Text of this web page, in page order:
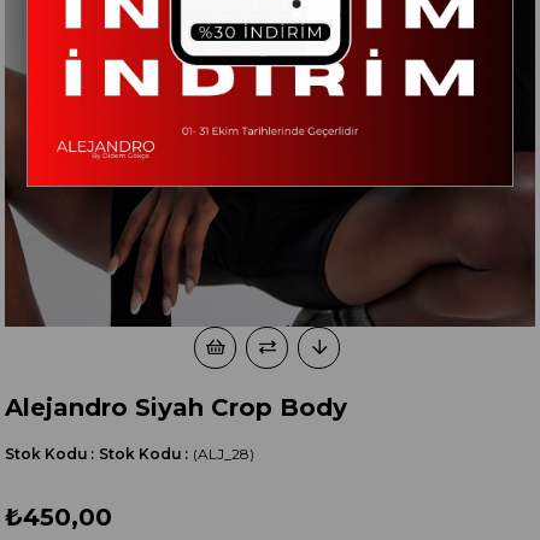
Alejandro Siyah Crop Body
(ALJ_28)
Stok Kodu Stok Kodu
₺450,00